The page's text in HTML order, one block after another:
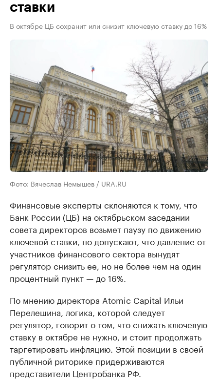
ставки
В октябре ЦБ сохранит или снизит ключевую ставку до 16%
Фото: Вячеслав Немышев / URA.RU
Финансовые эксперты склоняются к тому, что
Банк России (ЦБ) на октябрьском заседании
совета директоров возьмет паузу по движению
ключевой ставки, но допускают, что давление от
участников финансового сектора вынудят
регулятор снизить ее, но не более чем на один
процентный пункт — до 16%.
По мнению директора Atomic Capital Ильи
Перелешина, логика, которой следует
регулятор, говорит о том, что снижать ключевую
ставку в октябре не нужно, и стоит продолжать
таргетировать инфляцию. Этой позиции в своей
публичной риторике придерживаются
представители Центробанка РФ.